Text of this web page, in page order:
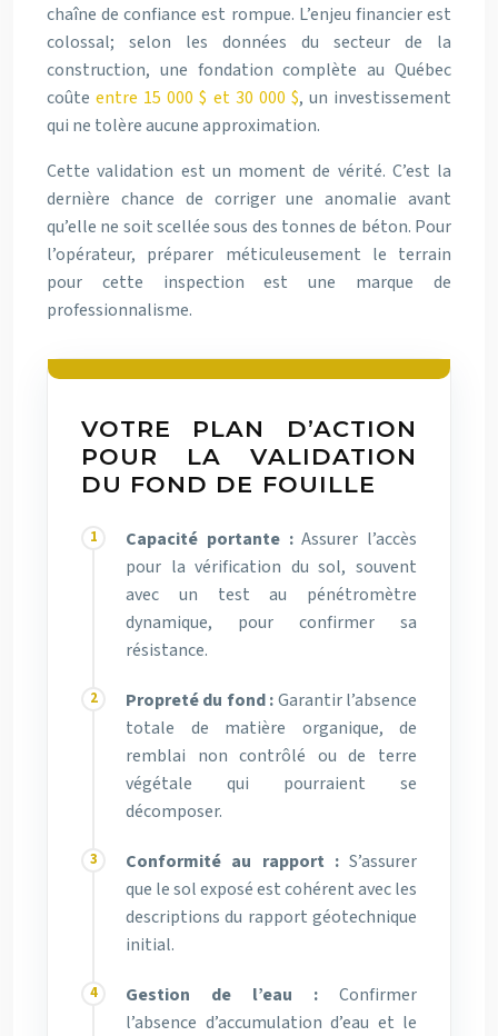
chaîne de confiance est rompue. L’enjeu financier est
colossal; selon les données du secteur de la
construction, une fondation complète au Québec
coûteentre 15 000 $ et 30 000 $, un investissement
qui ne tolère aucune approximation.
Cette validation est un moment de vérité. C’est la
dernière chance de corriger une anomalie avant
qu’elle ne soit scellée sous des tonnes de béton. Pour
l’opérateur, préparer méticuleusement le terrain
pour cette inspection est une marque de
professionnalisme.
VOTRE PLAN D’ACTION
POUR LA VALIDATION
DU FOND DE FOUILLE
Capacité portante :Assurer l’accès
pour la vérification du sol, souvent
avec un test au pénétromètre
dynamique, pour confirmer sa
résistance.
Propreté du fond :Garantir l’absence
totale de matière organique, de
remblai non contrôlé ou de terre
végétale qui pourraient se
décomposer.
Conformité au rapport :S’assurer
que le sol exposé est cohérent avec les
descriptions du rapport géotechnique
initial.
Gestion de l’eau : Confirmer
l’absence d’accumulation d’eau et le